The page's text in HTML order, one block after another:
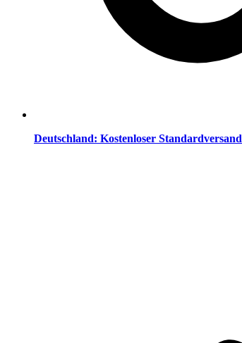
Deutschland: Kostenloser Standardversand